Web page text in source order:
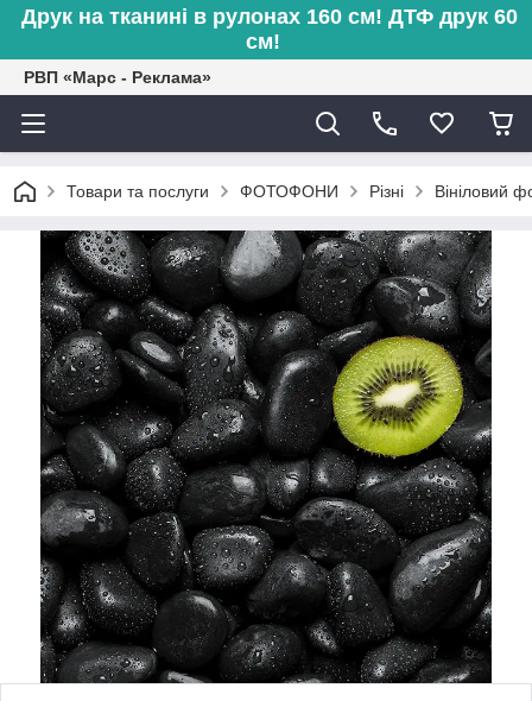
Друк на тканині в рулонах 160 см! ДТФ друк 60
см!
РВП «Марс - Реклама»
Товари та послуги ФОТОФОНИ Різні Вініловий